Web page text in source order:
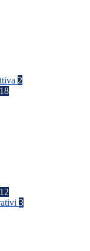
2
18
12
3